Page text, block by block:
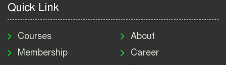
নিয়োগ বিজ্ঞপ্তি ২০২৬ | DNC
Job Circular 2026
Quick Link
Courses
Membership
About
Career